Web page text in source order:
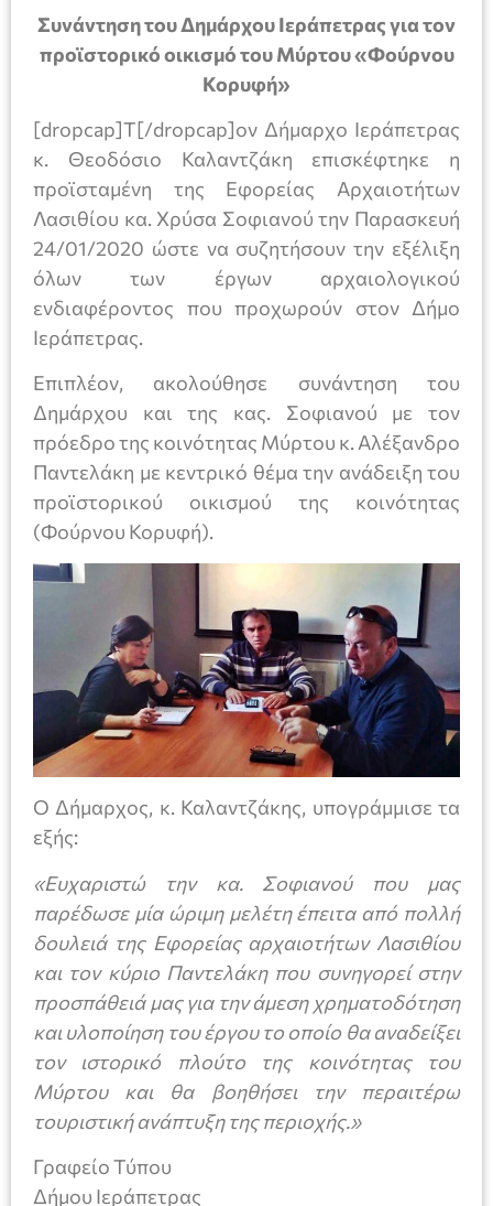
Συνάντηση του Δημάρχου Ιεράπετρας για τον
προϊστορικό οικισμό του Μύρτου «Φούρνου
Κορυφή»
[dropcap]Τ[/dropcap]ον Δήμαρχο Ιεράπετρας
κ. Θεοδόσιο Καλαντζάκη επισκέφτηκε η
προϊσταμένη της Εφορείας Αρχαιοτήτων
Λασιθίου κα. Χρύσα Σοφιανού την Παρασκευή
24/01/2020 ώστε να συζητήσουν την εξέλιξη
όλων των έργων αρχαιολογικού
ενδιαφέροντος που προχωρούν στον Δήμο
Ιεράπετρας.
Επιπλέον, ακολούθησε συνάντηση του
Δημάρχου και της κας. Σοφιανού με τον
πρόεδρο της κοινότητας Μύρτου κ. Αλέξανδρο
Παντελάκη με κεντρικό θέμα την ανάδειξη του
προϊστορικού οικισμού της κοινότητας
(Φούρνου Κορυφή).
O Δήμαρχος, κ. Καλαντζάκης, υπογράμμισε τα
εξής:
«Ευχαριστώ την κα. Σοφιανού που μας
παρέδωσε μία ώριμη μελέτη έπειτα από πολλή
δουλειά της Εφορείας αρχαιοτήτων Λασιθίου
και τον κύριο Παντελάκη που συνηγορεί στην
προσπάθειά μας για την άμεση χρηματοδότηση
και υλοποίηση του έργου το οποίο θα αναδείξει
τον ιστορικό πλούτο της κοινότητας του
Μύρτου και θα βοηθήσει την περαιτέρω
τουριστική ανάπτυξη της περιοχής.»
Γραφείο Τύπου
Δήμου Ιεράπετρας